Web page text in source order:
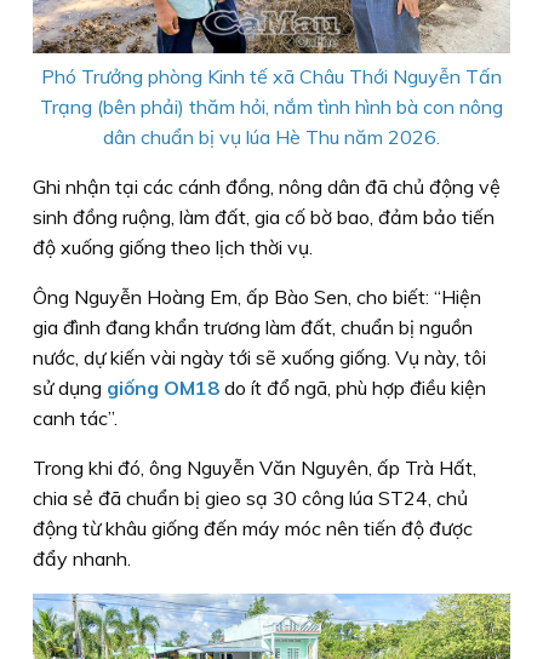
Phó Trưởng phòng Kinh tế xã Châu Thới Nguyễn Tấn
Trạng (bên phải) thăm hỏi, nắm tình hình bà con nông
dân chuẩn bị vụ lúa Hè Thu năm 2026.
Ghi nhận tại các cánh đồng, nông dân đã chủ động vệ
sinh đồng ruộng, làm đất, gia cố bờ bao, đảm bảo tiến
độ xuống giống theo lịch thời vụ.
Ông Nguyễn Hoàng Em, ấp Bào Sen, cho biết: “Hiện
gia đình đang khẩn trương làm đất, chuẩn bị nguồn
nước, dự kiến vài ngày tới sẽ xuống giống. Vụ này, tôi
sử dụng giống OM18 do ít đổ ngã, phù hợp điều kiện
canh tác”.
Trong khi đó, ông Nguyễn Văn Nguyên, ấp Trà Hất,
chia sẻ đã chuẩn bị gieo sạ 30 công lúa ST24, chủ
động từ khâu giống đến máy móc nên tiến độ được
đẩy nhanh.